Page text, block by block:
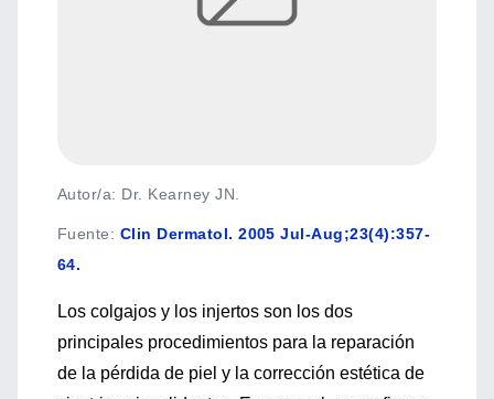
Autor/a: Dr. Kearney JN.
Fuente: Clin Dermatol. 2005 Jul-Aug;23(4):357-
64.
Los colgajos y los injertos son los dos
principales procedimientos para la reparación
de la pérdida de piel y la corrección estética de